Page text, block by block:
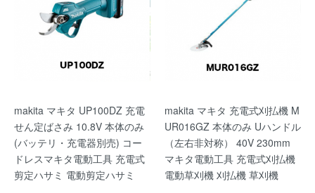
makita マキタ UP100DZ 充電
せん定ばさみ 10.8V 本体のみ
(バッテリ・充電器別売) コー
ドレスマキタ電動工具 充電式
剪定ハサミ 電動剪定ハサミ
makita マキタ 充電式刈払機 M
UR016GZ 本体のみ Uハンドル
（左右非対称） 40V 230mm
マキタ電動工具 充電式刈払機
電動草刈機 刈払機 草刈機